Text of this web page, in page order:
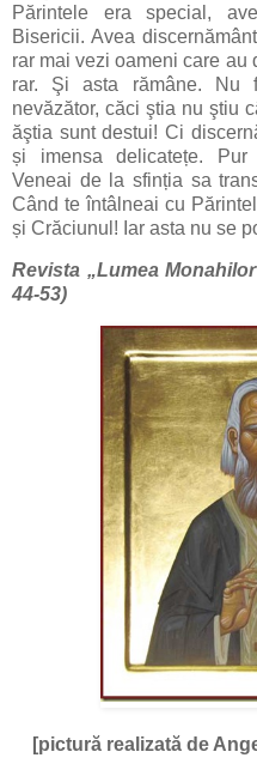
Părintele era special,
Bisericii. Avea
rar mai vezi oameni care au
rar. Şi asta rămâne. Nu
nevăzător, căci ştia nu ştiu
ăştia sunt destui! Ci
și imensa delicatețe.
Veneai de la sfinția sa
Când te întâlneai cu
și Crăciunul! Iar asta nu se
Revista „Lumea
44-53)
[pictură realizată de